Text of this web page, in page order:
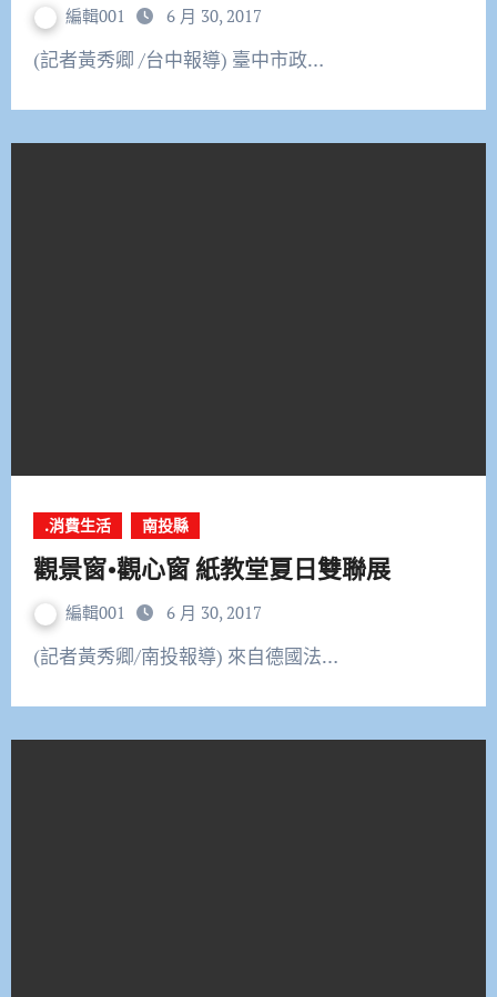
編輯001 6 月 30, 2017
(記者黃秀卿 /台中報導) 臺中市政…
.消費生活 南投縣
觀景窗•觀心窗 紙教堂夏日雙聯展
編輯001 6 月 30, 2017
(記者黃秀卿/南投報導) 來自德國法…